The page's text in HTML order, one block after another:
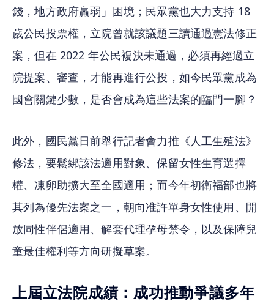
錢，地方政府羸弱」困境；民眾黨也大力支持 18
歲公民投票權，立院曾就該議題三讀通過憲法修正
案，但在 2022 年公民複決未通過，必須再經過立
院提案、審查，才能再進行公投，如今民眾黨成為
國會關鍵少數，是否會成為這些法案的臨門一腳？
此外，國民黨日前舉行記者會力推《人工生殖法》
修法，要鬆綁該法適用對象、保留女性生育選擇
權、凍卵助擴大至全國適用；而今年初衛福部也將
其列為優先法案之一，朝向准許單身女性使用、開
放同性伴侶適用、解套代理孕母禁令，以及保障兒
童最佳權利等方向研擬草案。
上屆立法院成績：成功推動爭議多年